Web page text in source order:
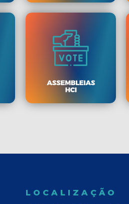
LOCALIZAÇÃO